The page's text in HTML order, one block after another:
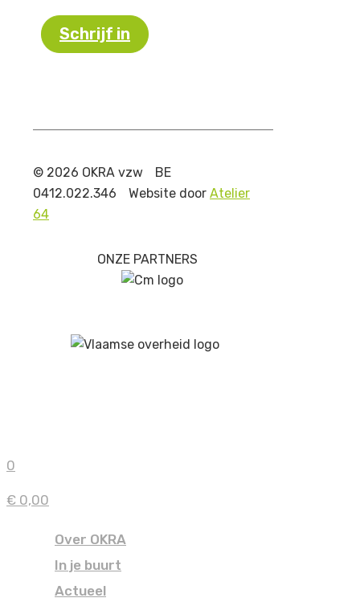
Schrijf in
© 2026 OKRA vzw
BE
0412.022.346
Website door Atelier
64
ONZE PARTNERS
0
€ 0,00
Over OKRA
In je buurt
Actueel